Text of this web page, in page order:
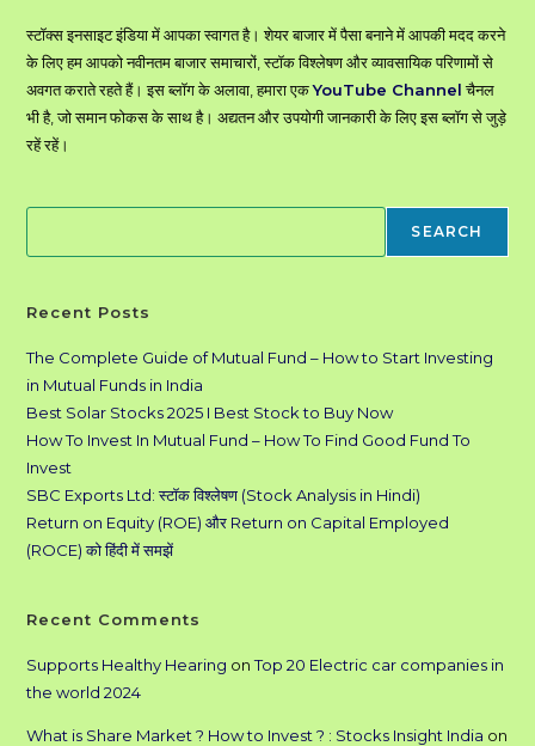
स्टॉक्स इनसाइट इंडिया में आपका स्वागत है। शेयर बाजार में पैसा बनाने में आपकी मदद करने
के लिए हम आपको नवीनतम बाजार समाचारों, स्टॉक विश्लेषण और व्यावसायिक परिणामों से
अवगत कराते रहते हैं। इस ब्लॉग के अलावा, हमारा एकYouTube Channelचैनल
भी है, जो समान फोकस के साथ है। अद्यतन और उपयोगी जानकारी के लिए इस ब्लॉग से जुड़े
रहें रहें।
SEARCH
Recent Posts
The Complete Guide of Mutual Fund – How to Start Investing
in Mutual Funds in India
Best Solar Stocks 2025 I Best Stock to Buy Now
How To Invest In Mutual Fund – How To Find Good Fund To
Invest
SBC Exports Ltd: स्टॉक विश्लेषण (Stock Analysis in Hindi)
Return on Equity (ROE) और Return on Capital Employed
(ROCE) को हिंदी में समझें
Recent Comments
Supports Healthy Hearing onTop 20 Electric car companies in
the world 2024
What is Share Market ? How to Invest ? : Stocks Insight India on